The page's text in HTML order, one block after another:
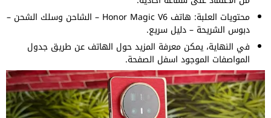
محتويات العلبة: هاتف Honor Magic V6 – الشاحن وسلك الشحن –
دبوس الشريحة – دليل سريع.
في النهاية، يمكن معرفة المزيد حول الهاتف عن طريق جدول
المواصفات الموجود اسفل الصفحة.